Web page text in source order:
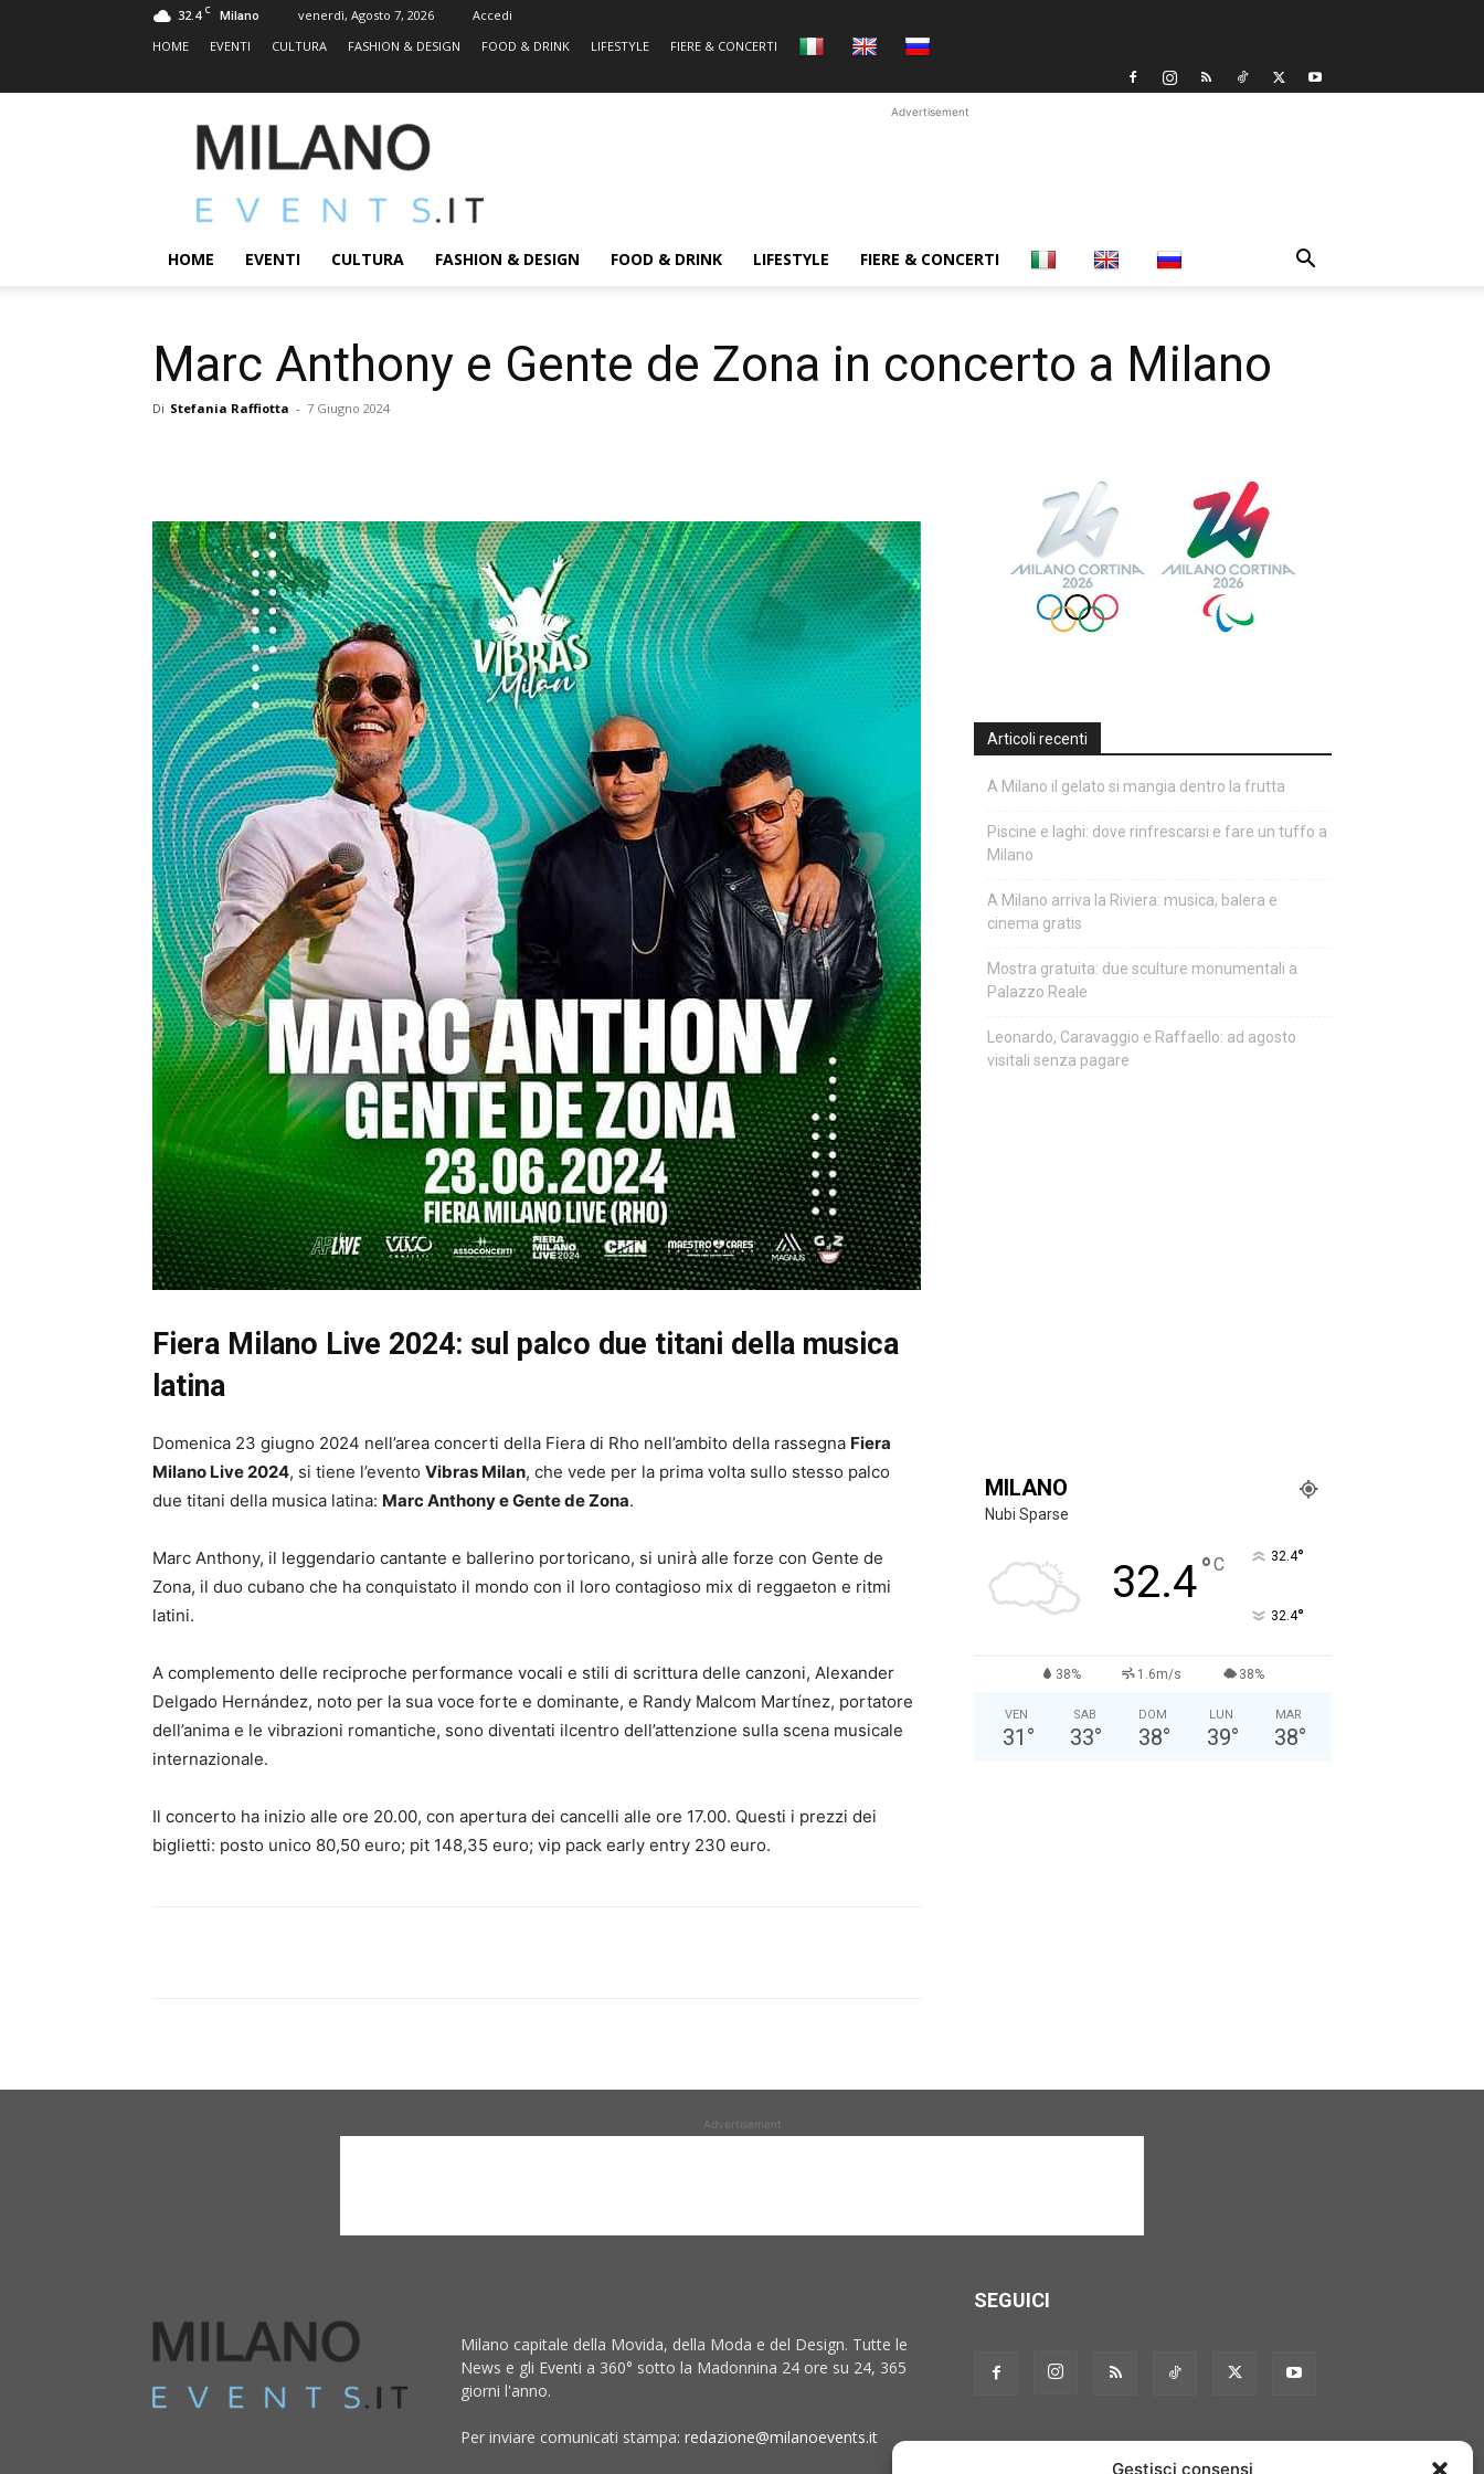
Gestisci consensi
32.4 C Milano venerdì, Agosto 7, 2026
Accedi
HOME
EVENTI CULTURA FASHION & DESIGN FOOD & DRINK LIFESTYLE FIERE & CONCERTI
MILANOEVENTS.IT
|
2.0
ed
Eventi
Advertisement
HOME EVENTI CULTURA FASHION & DESIGN FOOD & DRINK LIFESTYLE FIERE & CONCERTI
Marc Anthony e Gente de Zona in concerto a Milano
Di Stefania Raffiotta - 7 Giugno 2024
Fiera Milano Live 2024: sul palco due titani della musica
latina
Domenica 23 giugno 2024 nell’area concerti della Fiera di Rho nell’ambito della rassegna Fiera
Milano Live 2024, si tiene l’evento Vibras Milan, che vede per la prima volta sullo stesso palco
due titani della musica latina: Marc Anthony e Gente de Zona.
Marc Anthony, il leggendario cantante e ballerino portoricano, si unirà alle forze con Gente de
Zona, il duo cubano che ha conquistato il mondo con il loro contagioso mix di reggaeton e ritmi
latini.
A complemento delle reciproche performance vocali e stili di scrittura delle canzoni, Alexander
Delgado Hernández, noto per la sua voce forte e dominante, e Randy Malcom Martínez, portatore
dell’anima e le vibrazioni romantiche, sono diventati il​​centro dell’attenzione sulla scena musicale
internazionale.
Il concerto ha inizio alle ore 20.00, con apertura dei cancelli alle ore 17.00. Questi i prezzi dei
biglietti: posto unico 80,50 euro; pit 148,35 euro; vip pack early entry 230 euro.
Articoli recenti
A Milano il gelato si mangia dentro la frutta
Piscine e laghi: dove rinfrescarsi e fare un tuffo a
Milano
A Milano arriva la Riviera: musica, balera e
cinema gratis
Mostra gratuita: due sculture monumentali a
Palazzo Reale
Leonardo, Caravaggio e Raffaello: ad agosto
visitali senza pagare
MILANO
Nubi Sparse
32.4°C 32.4°
32.4°
38% 1.6m/s 38%
VEN
31 °
SAB
33°
DOM
38°
LUN
39°
MAR
38°
Advertisement
Milano capitale della Movida, della Moda e del Design. Tutte le
News e gli Eventi a 360° sotto la Madonnina 24 ore su 24, 365
giorni l'anno.
Per inviare comunicati stampa: redazione@milanoevents.it
SEGUICI